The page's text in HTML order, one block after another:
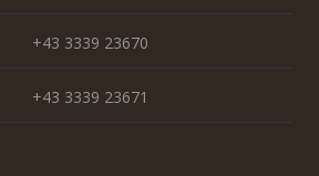
+43 3339 23670
+43 3339 23671